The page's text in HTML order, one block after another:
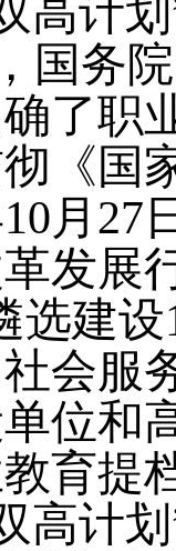
高计
国务
了职
《国
月27
发展
选建
会服
位和
育提
高计